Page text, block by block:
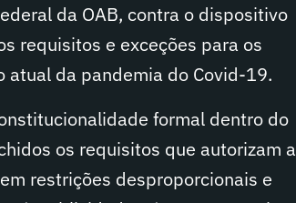
da OAB, contra o dispositivo
requisitos e exceções para os
atual da pandemia do Covid-19.
formal dentro do
os requisitos que autorizam a
restrições desproporcionais e